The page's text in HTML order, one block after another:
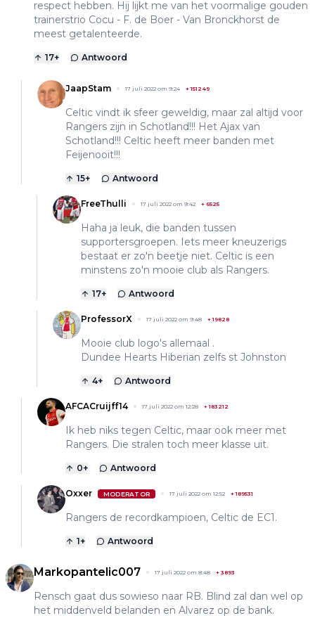
respect hebben. Hij lijkt me van het voormalige gouden
trainerstrio Cocu - F. de Boer - Van Bronckhorst de
meest getalenteerde.
17+ Antwoord
JaapStam 17 juli 2022 om 9:24 +151249
Celtic vindt ik sfeer geweldig, maar zal altijd voor
Rangers zijn in Schotland!!! Het Ajax van
Schotland!!! Celtic heeft meer banden met
Feijenooit!!!
15+ Antwoord
FreeThulli 17 juli 2022 om 9:42 + 6525
Haha ja leuk, die banden tussen
supportersgroepen. Iets meer kneuzerigs
bestaat er zo'n beetje niet. Celtic is een
minstens zo'n mooie club als Rangers.
17+ Antwoord
ProfessorX 17 juli 2022 om 9:48 +19828
Mooie club logo's allemaal .
Dundee Hearts Hiberian zelfs st Johnston
4+ Antwoord
AFCACruijff14 17 juli 2022 om 12:28 +183212
Ik heb niks tegen Celtic, maar ook meer met
Rangers. Die stralen toch meer klasse uit.
0+ Antwoord
Oxxer MODERATOR 17 juli 2022 om 12:52 +189531
Rangers de recordkampioen, Celtic de EC1.
1+ Antwoord
Markopantelic007 17 juli 2022 om 8:48 + 3893
Rensch gaat dus sowieso naar RB. Blind zal dan wel op
het middenveld belanden en Alvarez op de bank.